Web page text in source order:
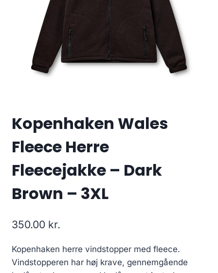
Kopenhaken Wales
Fleece Herre
Fleecejakke – Dark
Brown – 3XL
350.00 kr.
Kopenhaken herre vindstopper med fleece.
Vindstopperen har høj krave, gennemgående